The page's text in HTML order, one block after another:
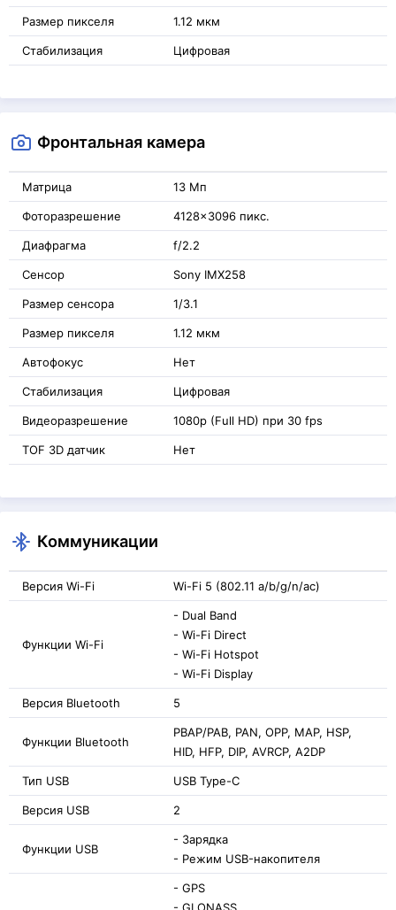
Размер пикселя 1.12 мкм
Стабилизация Цифровая
Фронтальная камера
Матрица 13 Мп
Фоторазрешение 4128x3096 пикс.
Диафрагма f/2.2
Сенсор Sony IMX258
Размер сенсора 1/3.1
Размер пикселя 1.12 мкм
Автофокус Нет
Стабилизация Цифровая
Видеоразрешение 1080p (Full HD) при 30 fps
TOF 3D датчик Нет
Коммуникации
Версия Wi-Fi Wi-Fi 5 (802.11 a/b/g/n/ac)
Функции Wi-Fi
- Dual Band
- Wi-Fi Direct
- Wi-Fi Hotspot
- Wi-Fi Display
Версия Bluetooth 5
Функции Bluetooth
PBAP/PAB, PAN, OPP, MAP, HSP,
HID, HFP, DIP, AVRCP, A2DP
Тип USB USB Type-C
Версия USB 2
Функции USB
- Зарядка
- Режим USB-накопителя
- GPS